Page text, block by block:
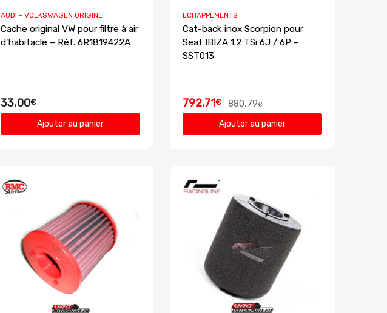
AUDI - VOLKSWAGEN ORIGINE
Cache original VW pour filtre à air
d’habitacle – Réf. 6R1819422A
33,00€
Ajouter au panier
ECHAPPEMENTS
Cat-back inox Scorpion pour
Seat IBIZA 1.2 TSi 6J / 6P –
SST013
880,79€
792,71€
Ajouter au panier